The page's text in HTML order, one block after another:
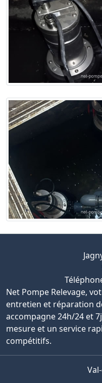
Net Pompe Relevage,
entretien et réparation
accompagne 24h/24 et
mesure et un service
compétitifs.